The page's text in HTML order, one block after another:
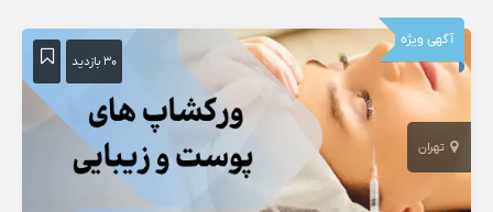
آگهی ویژه
۳۰ بازدید
تهران